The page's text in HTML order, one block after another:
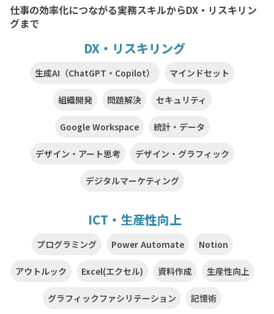
仕事の効率化につながる実務スキルからDX・リスキリン
グまで
DX・リスキリング
生成AI（ChatGPT・Copilot） マインドセット
組織開発 問題解決 セキュリティ
Google Workspace 統計・データ
デザイン・アート思考 デザイン・グラフィック
デジタルマーケティング
ICT・生産性向上
プログラミング Power Automate Notion
アウトルック Excel(エクセル) 資料作成 生産性向上
グラフィックファシリテーション 記憶術